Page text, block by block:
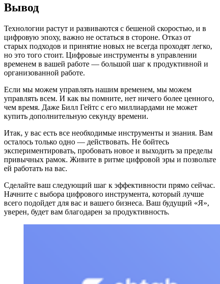
Вывод
Технологии растут и развиваются с бешеной скоростью, и в
цифровую эпоху, важно не остаться в стороне. Отказ от
старых подходов и принятие новых не всегда проходят легко,
но это того стоит. Цифровые инструменты в управлении
временем в вашей работе — большой шаг к продуктивной и
организованной работе.
Если мы можем управлять нашим временем, мы можем
управлять всем. И как вы помните, нет ничего более ценного,
чем время. Даже Билл Гейтс с его миллиардами не может
купить дополнительную секунду времени.
Итак, у вас есть все необходимые инструменты и знания. Вам
осталось только одно — действовать. Не бойтесь
экспериментировать, пробовать новое и выходить за пределы
привычных рамок. Живите в ритме цифровой эры и позвольте
ей работать на вас.
Сделайте ваш следующий шаг к эффективности прямо сейчас.
Начните с выбора цифрового инструмента, который лучше
всего подойдет для вас и вашего бизнеса. Ваш будущий «Я»,
уверен, будет вам благодарен за продуктивность.